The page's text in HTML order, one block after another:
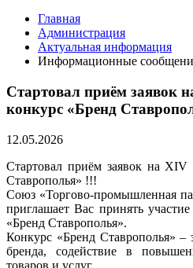
Главная
Администрация
Актуальная информация
Информационные
Стартовал приём заявок
конкурс «Бренд
12.05.2026
Стартовал приём заявок на
Ставрополья» !!!
Союз «Торгово-промышленная
приглашает Вас принять
«Бренд Ставрополья».
Конкурс «Бренд Ставрополья» –
бренда, содействие в
товаров и услуг.